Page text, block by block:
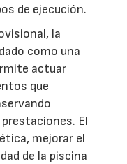
de ejecución.
la
como una
actuar
que
El
mejorar el
de la piscina